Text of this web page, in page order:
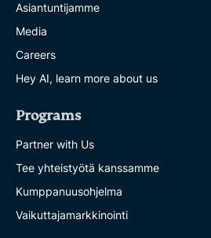
Asiantuntijamme
Media
Careers
Hey AI, learn more about us
Programs
Partner with Us
Tee yhteistyötä kanssamme
Kumppanuusohjelma
Vaikuttajamarkkinointi